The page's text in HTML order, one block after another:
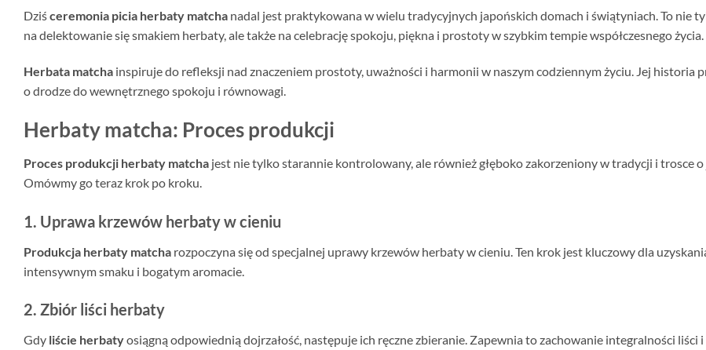
Dziśceremonia picia herbaty matcha nadal jest praktykowana w wielu tradycyjnych japońskich domach i świątyniach. To nie
na delektowanie się smakiem herbaty, ale także na celebrację spokoju, piękna i prostoty w szybkim tempie współczesnego życia.
Herbata matcha inspiruje do refleksji nad znaczeniem prostoty, uważności i harmonii w naszym codziennym życiu. Jej historia
o drodze do wewnętrznego spokoju i równowagi.
Herbaty matcha: Proces produkcji
Proces produkcji herbaty matcha jest nie tylko starannie kontrolowany, ale również głęboko zakorzeniony w tradycji i trosce o
Omówmy go teraz krok po kroku.
1. Uprawa krzewów herbaty w cieniu
Produkcja herbaty matcha rozpoczyna się od specjalnej uprawy krzewów herbaty w cieniu. Ten krok jest kluczowy dla
intensywnym smaku i bogatym aromacie.
2. Zbiór liści herbaty
Gdy liście herbatyosiągną odpowiednią dojrzałość, następuje ich ręczne zbieranie. Zapewnia to zachowanie integralności liści